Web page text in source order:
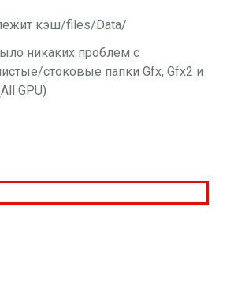
лежит кэш/files/Data/
никаких проблем с
стоковые папки Gfx, Gfx2 и
GPU)